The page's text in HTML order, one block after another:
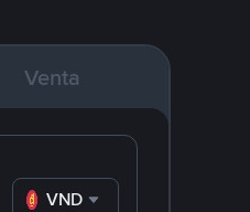
Venta
VND